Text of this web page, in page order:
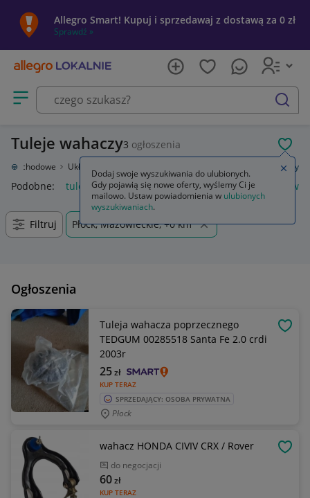
Allegro Smart! Kupuj i sprzedawaj z dostawą za 0 zł
Sprawdź »
Otwórz menu z kategoriami
szukaj
Tuleje wahaczy3 ogłoszenia
Układ zawieszenia Tuleje wahaczy
Podobne: tuleja wahacza tuleje wahaczy audi a6 c7 bmw
Filtruj Płock, Mazowieckie, +0 km
Ogłoszenia
Tuleja wahacza poprzecznego
TEDGUM 00285518 Santa Fe 2.0 crdi
2003r
KUP TERAZ
25zł
SPRZEDAJĄCY: OSOBA PRYWATNA
Płock
wahacz HONDA CIVIV CRX / Rover
do negocjacji
KUP TERAZ
60zł
Dodaj swoje wyszukiwania do ulubionych.
Gdy pojawią się nowe oferty, wyślemy Ci je
mailowo. Ustaw powiadomienia w ulubionych
wyszukiwaniach.